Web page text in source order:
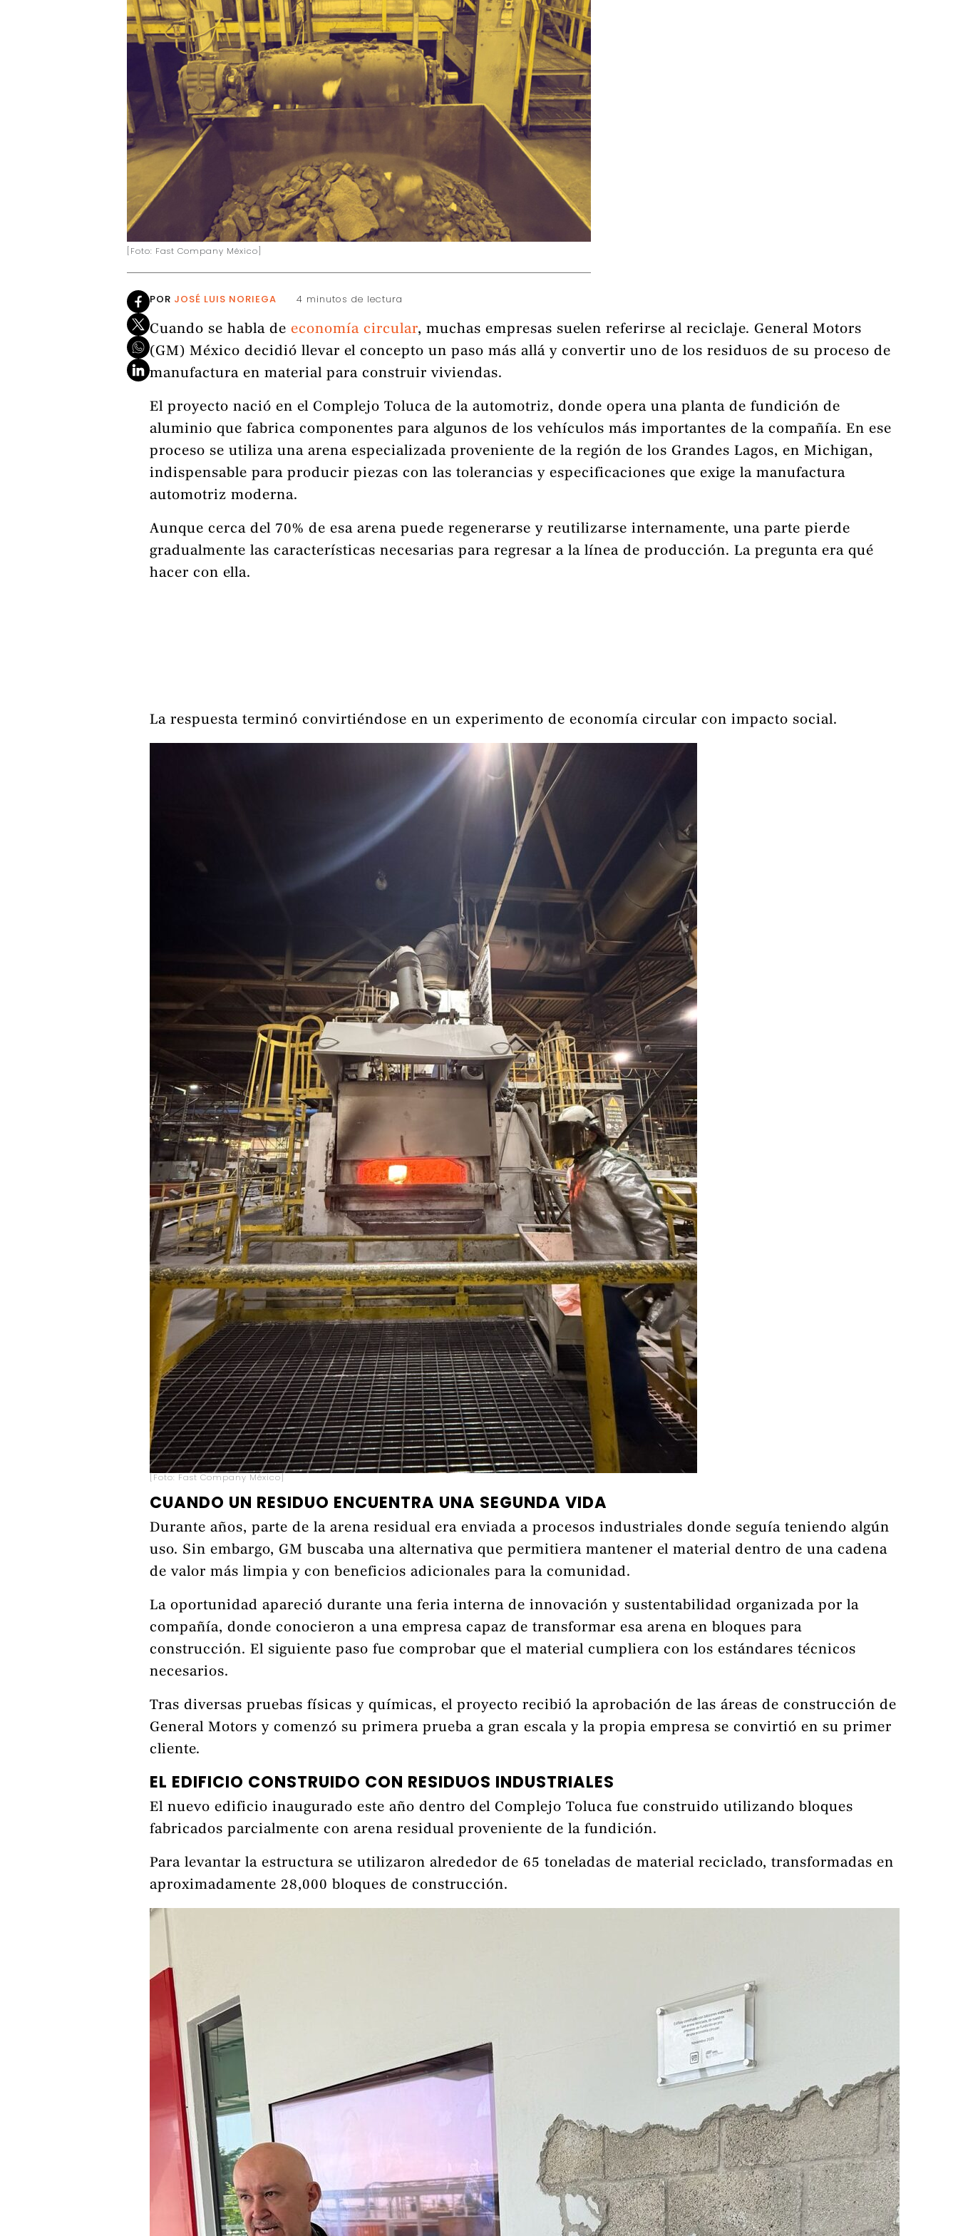
[Foto: Fast Company México]
POR JOSÉ LUIS NORIEGA 4 minutos de lectura
Cuando se habla de economía circular, muchas empresas suelen referirse al reciclaje. General Motors
(GM) México decidió llevar el concepto un paso más allá y convertir uno de los residuos de su proceso de
manufactura en material para construir viviendas.
El proyecto nació en el Complejo Toluca de la automotriz, donde opera una planta de fundición de
aluminio que fabrica componentes para algunos de los vehículos más importantes de la compañía. En ese
proceso se utiliza una arena especializada proveniente de la región de los Grandes Lagos, en Michigan,
indispensable para producir piezas con las tolerancias y especificaciones que exige la manufactura
automotriz moderna.
Aunque cerca del 70% de esa arena puede regenerarse y reutilizarse internamente, una parte pierde
gradualmente las características necesarias para regresar a la línea de producción. La pregunta era qué
hacer con ella.
La respuesta terminó convirtiéndose en un experimento de economía circular con impacto social.
[Foto: Fast Company México]
CUANDO UN RESIDUO ENCUENTRA UNA SEGUNDA VIDA
Durante años, parte de la arena residual era enviada a procesos industriales donde seguía teniendo algún
uso. Sin embargo, GM buscaba una alternativa que permitiera mantener el material dentro de una cadena
de valor más limpia y con beneficios adicionales para la comunidad.
La oportunidad apareció durante una feria interna de innovación y sustentabilidad organizada por la
compañía, donde conocieron a una empresa capaz de transformar esa arena en bloques para
construcción. El siguiente paso fue comprobar que el material cumpliera con los estándares técnicos
necesarios.
Tras diversas pruebas físicas y químicas, el proyecto recibió la aprobación de las áreas de construcción de
General Motors y comenzó su primera prueba a gran escala y la propia empresa se convirtió en su primer
cliente.
EL EDIFICIO CONSTRUIDO CON RESIDUOS INDUSTRIALES
El nuevo edificio inaugurado este año dentro del Complejo Toluca fue construido utilizando bloques
fabricados parcialmente con arena residual proveniente de la fundición.
Para levantar la estructura se utilizaron alrededor de 65 toneladas de material reciclado, transformadas en
aproximadamente 28,000 bloques de construcción.